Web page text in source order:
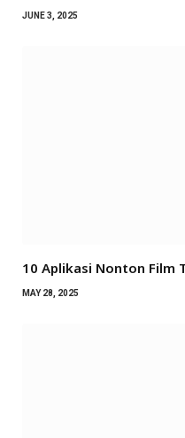
JUNE 3, 2025
10 Aplikasi Nonton Film
MAY 28, 2025